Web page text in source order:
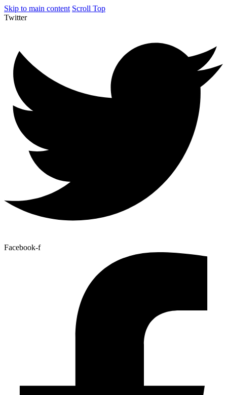
Skip to main content Scroll Top
Twitter
Facebook-f